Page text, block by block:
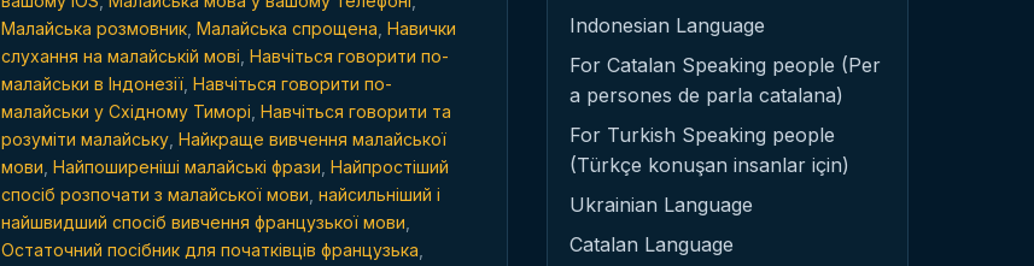
Малайська розмовник Малайська спрощена Навички
слухання на малайській мові Навчіться говорити по-
малайськи в Індонезії Навчіться говорити по-
малайськи у Східному Тиморі Навчіться говорити та
розуміти малайську Найкраще вивчення малайської
мови Найпоширеніші малайські фрази Найпростіший
спосіб розпочати з малайської мови найсильніший і
найшвидший спосіб вивчення французької мови
Остаточний посібник для початківців французька
Indonesian Language
For Catalan Speaking people (Per
a persones de parla catalana)
For Turkish Speaking people
(Türkçe konuşan insanlar için)
Ukrainian Language
Catalan Language